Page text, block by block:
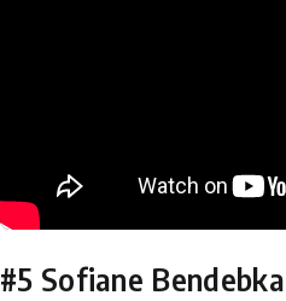
#5 Sofiane Bendebka